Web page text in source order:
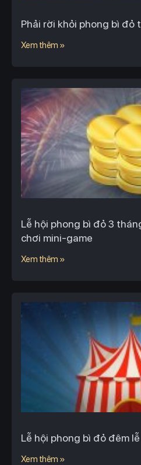
Phải rời khỏi phong bì đỏ
Xem thêm »
Lễ hội phong bì đỏ 3
chơi mini-game
Xem thêm »
Lễ hội phong bì đỏ đêm
Xem thêm »